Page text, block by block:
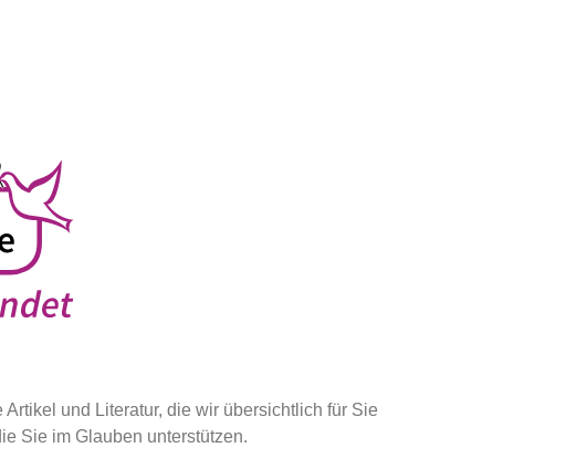
und Literatur, die wir übersichtlich für Sie
Sie im Glauben unterstützen.